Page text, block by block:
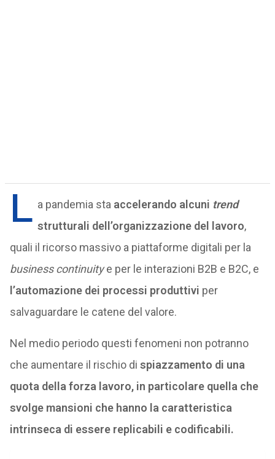
L a pandemia sta accelerando alcuni trend
strutturali dell’organizzazione del lavoro,
quali il ricorso massivo a piattaforme digitali per la
business continuitye per le interazioni B2B e B2C, e
l’automazione dei processi produttivi per
salvaguardare le catene del valore.
Nel medio periodo questi fenomeni non potranno
che aumentare il rischio di spiazzamento di una
quota della forza lavoro, in particolare quella che
svolge mansioni che hanno la caratteristica
intrinseca di essere replicabili e codificabili.